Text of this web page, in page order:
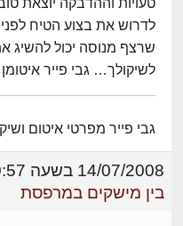
טעויות וההדבקה יוצאת
לדרוש את בצוע הטיח
שרצף מנוסה יכול להשיג
לשיקולך… גבי פייר איטומן
גבי פייר מפרטי איטום
14/07/2008 בשעה 00:57
בין מישקים במרפסת